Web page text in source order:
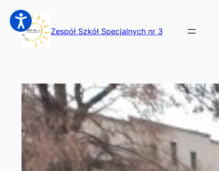
Przejdź
do
treści
Zespół Szkół Specjalnych nr 3